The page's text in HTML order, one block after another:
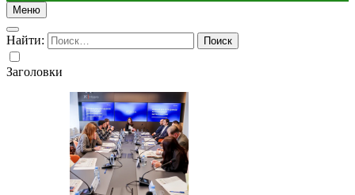
Меню
Найти:
Заголовки